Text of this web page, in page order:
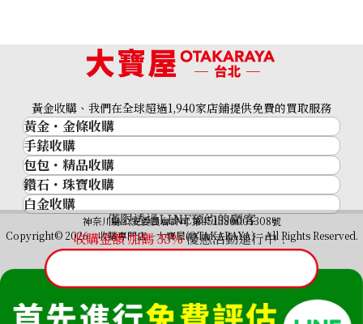
ASK
Omega De Ville Prestige
424.10.24.60.55.001
收購參考價格
ASK
Omega De Ville Prestige
收購參考價格
ASK
僅限透過LINE預約的顧客
收購金額 加碼35%優惠活動進行中！
黃金收購、我們在全球超過1,940家店鋪提供免費的買取服務
黃金・金條收購
黃金與貴金屬
金的錠
金幣
黃金過去10年
黃金飾品
黃金戒指
黃金項鍊
手錶收購
名牌手錶
Rolex
Patek Philippe
Audemars Piguet
Vacheron Constantin
A. Lange & Söhne
Breguet
包包・精品收購
品牌精品
Cartier
LOUIS VUITTON
Hermès
CELINE
CHANEL
Fendi
鑽石・珠寶收購
鑽石･珠寶
祖母綠（翠玉）
紅寶石（紅玉）
藍寶石（蒼玉）
白金收購
神奈川縣公安委員會許可 第451380001308號
Copyright© 2026 收購專門店—大寶屋(OTAKARAYA) All Rights Reserved.